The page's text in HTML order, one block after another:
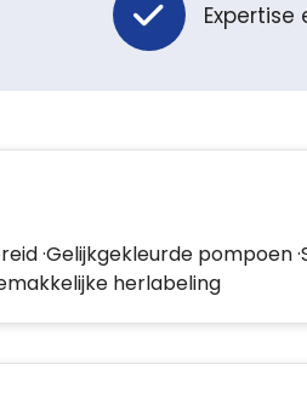
·Gelijkgekleurde pompoen
herlabeling